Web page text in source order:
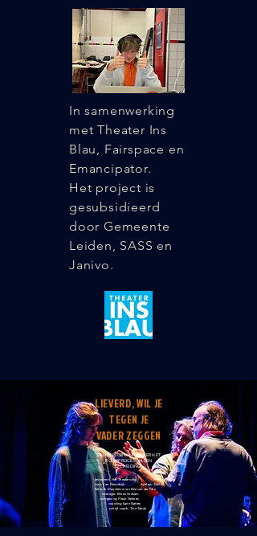
In samenwerking
met Theater Ins
Blau, Fairspace en
Emancipator.
Het project is
gesubsidieerd
door Gemeente
Leiden, SASS en
Janivo.
LIEVERD, WIL JE
TEGEN JE
VADER ZEGGEN
EEN PERFORMANCE OVER HET
ROUWPROCES NA EEN
SCHEIDING
producent: Het Theaterschip maker:
Lous van Noordwijk spelers: David
Eeles & Marjoleine van Ede van der Pals
eindregie: Eileen Graham
vormgeving: Pleun Verhees
coaching Karin Netten
schrijf coach: Tine Tabak